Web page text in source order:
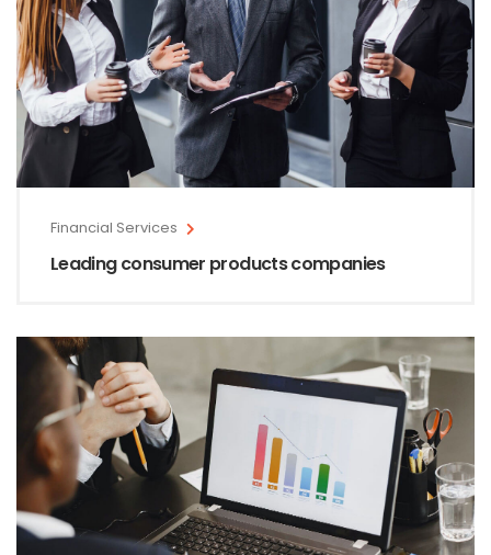
Financial Services
Leading consumer products companies